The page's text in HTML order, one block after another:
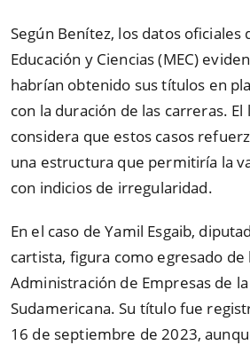
Según Benítez, los datos oficiales
Educación y Ciencias (MEC)
habrían obtenido sus títulos en
con la duración de las carreras. El
considera que estos casos
una estructura que permitiría la
con indicios de irregularidad.
En el caso de Yamil Esgaib,
cartista, figura como egresado de
Administración de Empresas de
Sudamericana. Su título fue
16 de septiembre de 2023,